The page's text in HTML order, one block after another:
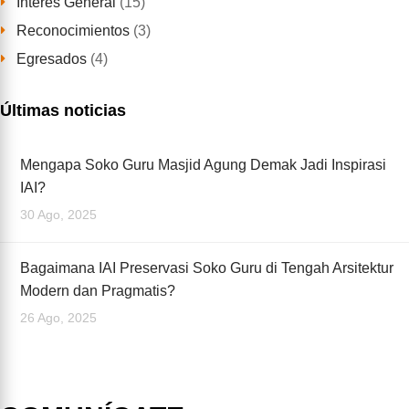
Reconocimientos (3)
Egresados (4)
Últimas noticias
Mengapa Soko Guru Masjid Agung Demak Jadi Inspirasi
IAI?
30 Ago, 2025
Bagaimana IAI Preservasi Soko Guru di Tengah Arsitektur
Modern dan Pragmatis?
26 Ago, 2025